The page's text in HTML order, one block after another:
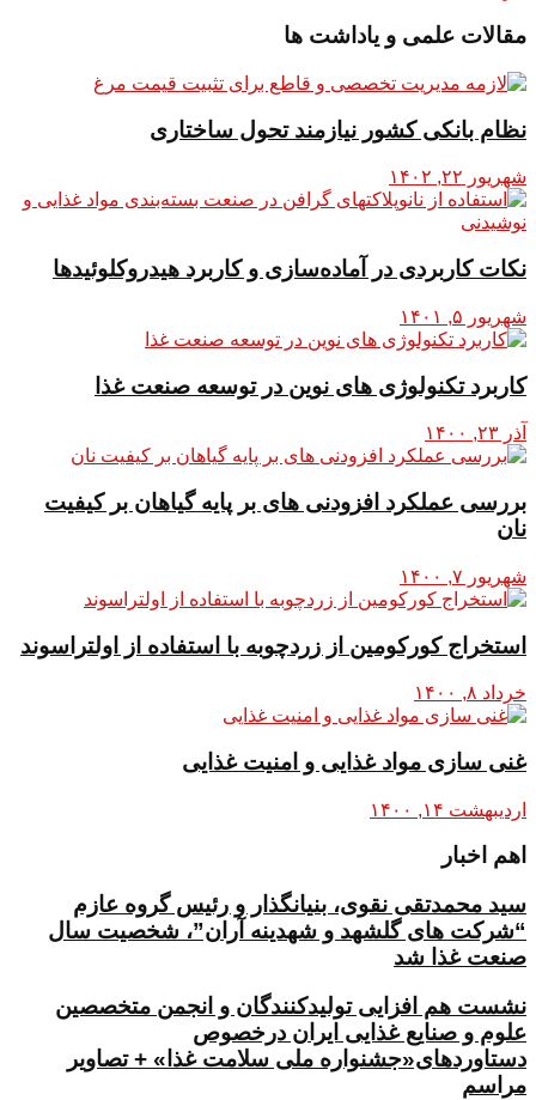
مقالات علمی و یاداشت ها
نظام بانکی کشور نیازمند تحول ساختاری
شهریور ۲۲, ۱۴۰۲
نکات کاربردی در آماده‌سازی و کاربرد هیدروکلوئیدها
شهریور ۵, ۱۴۰۱
کاربرد تکنولوژی های نوین در توسعه صنعت غذا
آذر ۲۳, ۱۴۰۰
بررسی عملکرد افزودنی های بر پایه گیاهان بر کیفیت
نان
شهریور ۷, ۱۴۰۰
استخراج کورکومین از زردچوبه با استفاده از اولتراسوند
خرداد ۸, ۱۴۰۰
غنی سازی مواد غذایی و امنیت غذایی
اردیبهشت ۱۴, ۱۴۰۰
اهم اخبار
سید محمدتقی نقوی، بنیانگذار و رئیس گروه عازم
“شرکت های گلشهد و شهدینه آران”، شخصیت سال
صنعت غذا شد
نشست هم افزایی تولیدکنندگان و انجمن متخصصین
علوم و صنایع غذایی ایران درخصوص
دستاوردهای«جشنواره ملی سلامت غذا» + تصاویر
مراسم